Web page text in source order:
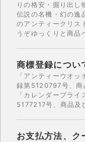
りの格安・掘り出し
伝説の名機・幻の逸
のアンティークリス
うぞゆっくりと商品
商標登録につい
「アンティーウオ
録第5120797号、商
「カレンダープラ
5177217号、商品及
お支払方法、ク